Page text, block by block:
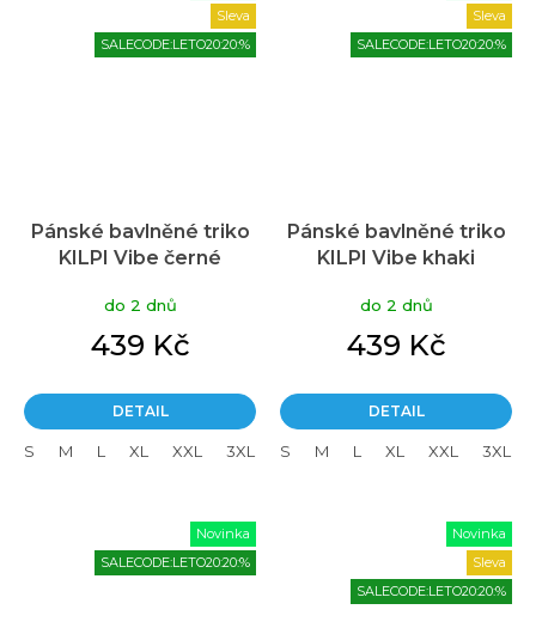
Sleva
SALECODE:LETO20:20:%
Pánské bavlněné triko
KILPI Vibe černé
do 2 dnů
439 Kč
DETAIL
S M L XL XXL 3XL
Sleva
SALECODE:LETO20:20:%
Pánské bavlněné triko
KILPI Vibe khaki
do 2 dnů
439 Kč
DETAIL
S M L XL XXL 3XL
Novinka
SALECODE:LETO20:20:%
Novinka
Sleva
SALECODE:LETO20:20:%